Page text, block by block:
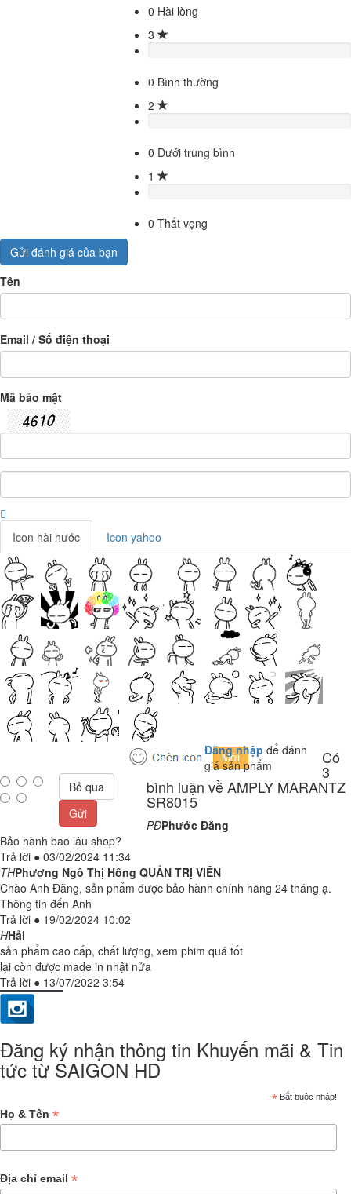
0 Hài lòng
3
0 Bình thường
2
0 Dưới trung bình
1
0 Thất vọng
Gửi đánh giá của bạn
Tên
Email / Số điện thoại
Mã bảo mật
Icon hài hước Icon yahoo
Đăng nhập để đánh
giá sản phẩm
Bỏ qua
Gửi
Có
3
bình luận về AMPLY MARANTZ
SR8015
PĐPhước Đăng
Bảo hành bao lâu shop?
Trả lời ● 03/02/2024 11:34
THPhương Ngô Thị Hồng QUẢN TRỊ VIÊN
Chào Anh Đăng, sản phẩm được bảo hành chính hãng 24 tháng ạ.
Thông tin đến Anh
Trả lời ● 19/02/2024 10:02
HHải
sản phẩm cao cấp, chất lượng, xem phim quá tốt
lại còn được made in nhật nửa
Trả lời ● 13/07/2022 3:54
Đăng ký nhận thông tin Khuyến mãi & Tin
tức từ SAIGON HD
* Bắt buộc nhập!
Họ & Tên *
Địa chỉ email *